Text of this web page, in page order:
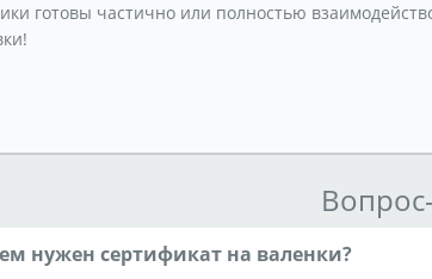
готовы частично или полностью
нужен сертификат на валенки?